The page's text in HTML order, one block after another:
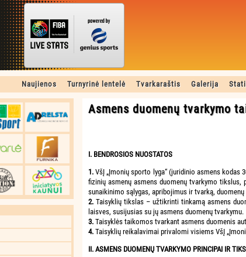
Naujienos Turnyrinė lentelė Tvarkaraštis Galerija
Asmens duomenų tvarkymo
I. BENDROSIOS NUOSTATOS
1.VšĮ „Įmonių sporto lyga“ (juridinio asmens kodas
fizinių asmenų asmens duomenų tvarkymo tikslus,
sunaikinimo sąlygas, apribojimus ir tvarką,
2. Taisyklių tikslas – užtikrinti tinkamą asmens
laisves, susijusias su jų asmens duomenų tvarkymu.
3. Taisyklės taikomos tvarkant asmens duomenis
4. Taisyklių reikalavimai privalomi visiems VšĮ
II. ASMENS DUOMENŲ TVARKYMO PRINCIPAI IR